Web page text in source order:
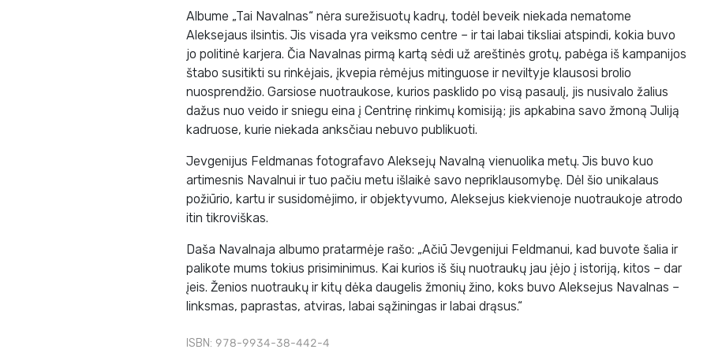
Albume „Tai Navalnas“ nėra surežisuotų kadrų, todėl beveik niekada nematome
Aleksejaus ilsintis. Jis visada yra veiksmo centre – ir tai labai tiksliai atspindi, kokia buvo
jo politinė karjera. Čia Navalnas pirmą kartą sėdi už areštinės grotų, pabėga iš kampanijos
štabo susitikti su rinkėjais, įkvepia rėmėjus mitinguose ir neviltyje klausosi brolio
nuosprendžio. Garsiose nuotraukose, kurios pasklido po visą pasaulį, jis nusivalo žalius
dažus nuo veido ir sniegu eina į Centrinę rinkimų komisiją; jis apkabina savo žmoną Juliją
kadruose, kurie niekada anksčiau nebuvo publikuoti.
Jevgenijus Feldmanas fotografavo Aleksejų Navalną vienuolika metų. Jis buvo kuo
artimesnis Navalnui ir tuo pačiu metu išlaikė savo nepriklausomybę. Dėl šio unikalaus
požiūrio, kartu ir susidomėjimo, ir objektyvumo, Aleksejus kiekvienoje nuotraukoje atrodo
itin tikroviškas.
Daša Navalnaja albumo pratarmėje rašo: „Ačiū Jevgenijui Feldmanui, kad buvote šalia ir
palikote mums tokius prisiminimus. Kai kurios iš šių nuotraukų jau įėjo į istoriją, kitos – dar
įeis. Ženios nuotraukų ir kitų dėka daugelis žmonių žino, koks buvo Aleksejus Navalnas –
linksmas, paprastas, atviras, labai sąžiningas ir labai drąsus.“
ISBN: 978-9934-38-442-4